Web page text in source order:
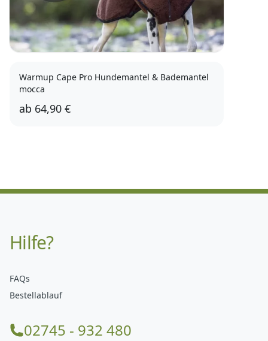
Warmup Cape Pro Hundemantel & Bademantel
mocca
ab 64,90 €
Hilfe?
FAQs
Bestellablauf
02745 - 932 480